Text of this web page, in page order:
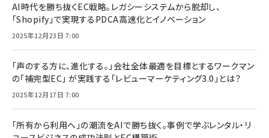
AI時代を勝ち抜くEC戦略。レガシーシステムから脱却し、
「Shopify」で実現するPDCA高速化とイノベーション
2025年12月23日 7:00
「声のする方に、進化する。」会社全体最適を目標とするワークマン
の「補完型EC」 が実践する「レビューマーケティング3.0」とは？
2025年12月17日 7:00
「所有から利用へ」の潮流をAIで勝ち抜く。事例で学ぶレンタル・リ